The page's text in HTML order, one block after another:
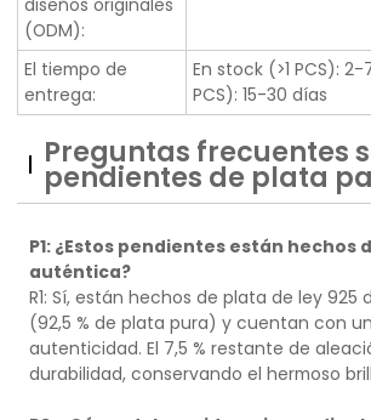
(ODM):
El tiempo de
entrega:
En stock (>1 PCS):
PCS): 15-30 días
Preguntas frecuentes
pendientes de plata
P1: ¿Estos pendientes están hechos
auténtica?
R1: Sí, están hechos de plata de ley 925
(92,5 % de plata pura) y cuentan con
autenticidad. El 7,5 % restante de
durabilidad, conservando el hermoso